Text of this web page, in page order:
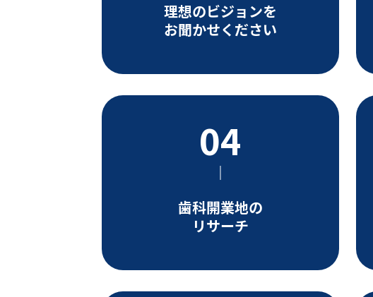
理想のビジョンを
お聞かせください
歯科開業地の
リサーチ